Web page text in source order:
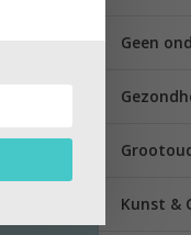
Geen
Kunst &